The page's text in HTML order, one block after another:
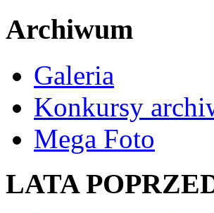
Archiwum
Galeria
Konkursy
Mega Foto
LATA